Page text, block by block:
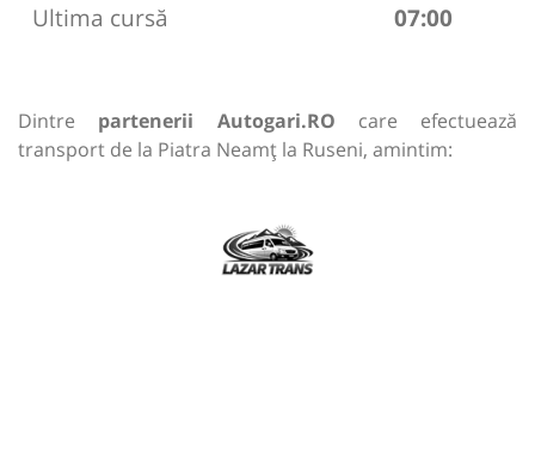
Ultima cursă
07:00
Dintre partenerii Autogari.RO care efectuează
transport de la Piatra Neamț la Ruseni, amintim: